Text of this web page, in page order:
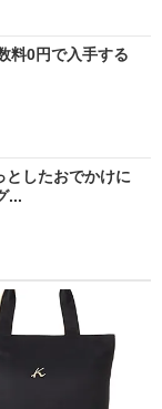
料0円で入手する
としたおでかけに
...